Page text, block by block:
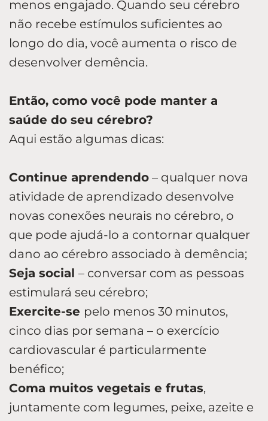
menos engajado. Quando seu cérebro
não recebe estímulos suficientes ao
longo do dia, você aumenta o risco de
desenvolver demência.
Então, como você pode manter a
saúde do seu cérebro?
Aqui estão algumas dicas:
Continue aprendendo – qualquer nova
atividade de aprendizado desenvolve
novas conexões neurais no cérebro, o
que pode ajudá-lo a contornar qualquer
dano ao cérebro associado à demência;
Seja social – conversar com as pessoas
estimulará seu cérebro;
Exercite-se pelo menos 30 minutos,
cinco dias por semana – o exercício
cardiovascular é particularmente
benéfico;
Coma muitos vegetais e frutas,
juntamente com legumes, peixe, azeite e